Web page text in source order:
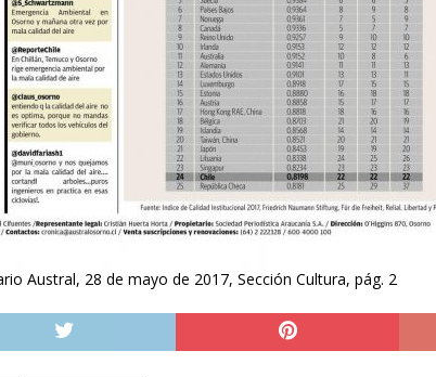
Austral, 28 de mayo de 2017, Sección Cultura, pág. 2